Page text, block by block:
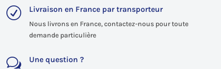
R Livraison en France par transporteur
Nous livrons en France, contactez-nous pour toute
demande particulière
w Une question ?